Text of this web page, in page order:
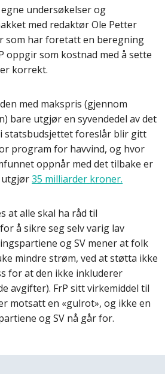
undersøkelser og
med redaktør Ole Petter
som har foretatt en beregning
oppgir som kostnad med å sette
korrekt.
med makspris (gjennom
bare utgjør en syvendedel av det
statsbudsjettet foreslår blir gitt
program for havvind, og hvor
oppnår med det tilbake er
utgjør35 milliarder kroner.
at alle skal ha råd til
å sikre seg selv varig lav
og SV mener at folk
mindre strøm, ved at støtta ikke
for at den ikke inkluderer
avgifter). FrP sitt virkemiddel til
motsatt en «gulrot», og ikke en
og SV nå går for.